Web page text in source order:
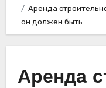
Аренда
он должен быть
Аренда